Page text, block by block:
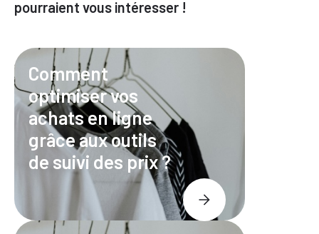
pourraient vous intéresser !
Comment
optimiser vos
achats en ligne
grâce aux outils
de suivi des prix ?